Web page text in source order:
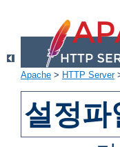
Apache > HTTP Server
설정파